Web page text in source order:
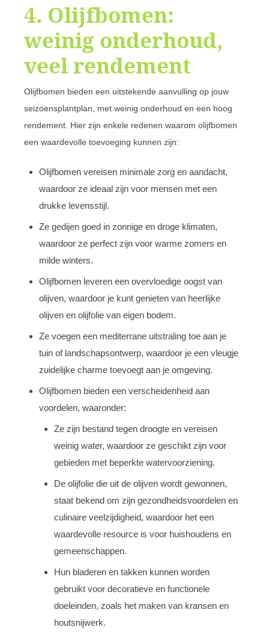
4. Olijfbomen:
weinig onderhoud,
veel rendement
Olijfbomen bieden een uitstekende aanvulling op jouw
seizoensplantplan, met weinig onderhoud en een hoog
rendement. Hier zijn enkele redenen waarom olijfbomen
een waardevolle toevoeging kunnen zijn:
Olijfbomen vereisen minimale zorg en aandacht,
waardoor ze ideaal zijn voor mensen met een
drukke levensstijl.
Ze gedijen goed in zonnige en droge klimaten,
waardoor ze perfect zijn voor warme zomers en
milde winters.
Olijfbomen leveren een overvloedige oogst van
olijven, waardoor je kunt genieten van heerlijke
olijven en olijfolie van eigen bodem.
Ze voegen een mediterrane uitstraling toe aan je
tuin of landschapsontwerp, waardoor je een vleugje
zuidelijke charme toevoegt aan je omgeving.
Olijfbomen bieden een verscheidenheid aan
voordelen, waaronder:
Ze zijn bestand tegen droogte en vereisen
weinig water, waardoor ze geschikt zijn voor
gebieden met beperkte watervoorziening.
De olijfolie die uit de olijven wordt gewonnen,
staat bekend om zijn gezondheidsvoordelen en
culinaire veelzijdigheid, waardoor het een
waardevolle resource is voor huishoudens en
gemeenschappen.
Hun bladeren en takken kunnen worden
gebruikt voor decoratieve en functionele
doeleinden, zoals het maken van kransen en
houtsnijwerk.